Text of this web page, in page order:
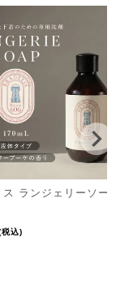
ス ランジェリーソー
税込